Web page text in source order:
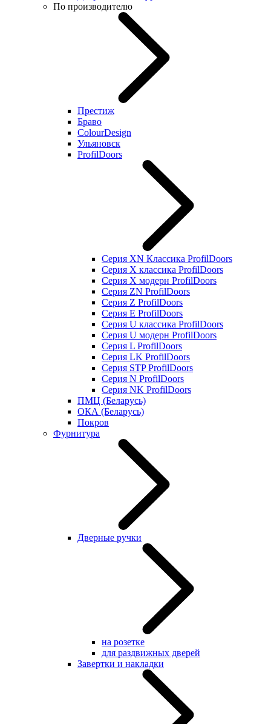
По производителю
Престиж
Браво
ColourDesign
Ульяновск
ProfilDoors
Серия XN Классика ProfilDoors
Серия Х классика ProfilDoors
Серия Х модерн ProfilDoors
Серия ZN ProfilDoors
Серия Z ProfilDoors
Серия Е ProfilDoors
Серия U классика ProfilDoors
Серия U модерн ProfilDoors
Серия L ProfilDoors
Серия LK ProfilDoors
Серия STP ProfilDoors
Cерия N ProfilDoors
Серия NK ProfilDoors
ПМЦ (Беларусь)
ОКА (Беларусь)
Покров
Фурнитура
Дверные ручки
на розетке
для раздвижных дверей
Завертки и накладки